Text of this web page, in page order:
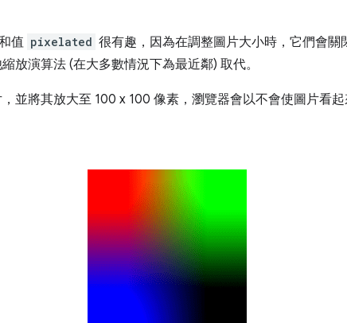
值 pixelated 很有趣，因為在調整圖片大小時，它們會
放演算法 (在大多數情況下為最近鄰) 取代。
並將其放大至 100 x 100 像素，瀏覽器會以不會使圖片看